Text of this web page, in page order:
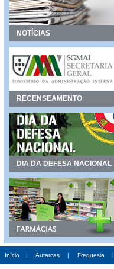
NOTÍCIAS
RECENSEAMENTO
DIA DA DEFESA NACIONAL
Início | Autarcas | Freguesia |